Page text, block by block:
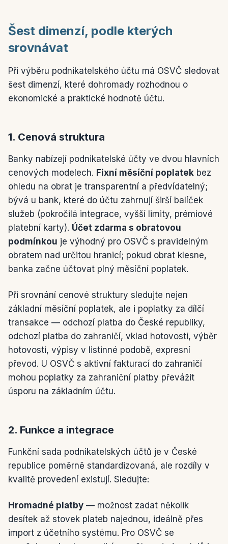
Šest dimenzí, podle kterých
srovnávat
Při výběru podnikatelského účtu má OSVČ sledovat
šest dimenzí, které dohromady rozhodnou o
ekonomické a praktické hodnotě účtu.
1. Cenová struktura
Banky nabízejí podnikatelské účty ve dvou hlavních
cenových modelech. Fixní měsíční poplatek bez
ohledu na obrat je transparentní a předvídatelný;
bývá u bank, které do účtu zahrnují širší balíček
služeb (pokročilá integrace, vyšší limity, prémiové
platební karty). Účet zdarma s obratovou
podmínkou je výhodný pro OSVČ s pravidelným
obratem nad určitou hranicí; pokud obrat klesne,
banka začne účtovat plný měsíční poplatek.
Při srovnání cenové struktury sledujte nejen
základní měsíční poplatek, ale i poplatky za dílčí
transakce — odchozí platba do České republiky,
odchozí platba do zahraničí, vklad hotovosti, výběr
hotovosti, výpisy v listinné podobě, expresní
převod. U OSVČ s aktivní fakturací do zahraničí
mohou poplatky za zahraniční platby převážit
úsporu na základním účtu.
2. Funkce a integrace
Funkční sada podnikatelských účtů je v České
republice poměrně standardizovaná, ale rozdíly v
kvalitě provedení existují. Sledujte:
Hromadné platby — možnost zadat několik
desítek až stovek plateb najednou, ideálně přes
import z účetního systému. Pro OSVČ se